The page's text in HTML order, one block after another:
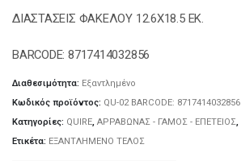
ΔΙΑΣΤΑΣΕΙΣ ΦΑΚΕΛΟΥ 12.6Χ18.5 ΕΚ.
BARCODE: 8717414032856
Διαθεσιμότητα: Εξαντλημένο
Κωδικός προϊόντος: QU-02 BARCODE: 8717414032856
Κατηγορίες: QUIRE, ΑΡΡΑΒΩΝΑΣ - ΓΑΜΟΣ - ΕΠΕΤΕΙΟΣ,
Ετικέτα: ΕΞΑΝΤΛΗΜΕΝΟ ΤΕΛΟΣ